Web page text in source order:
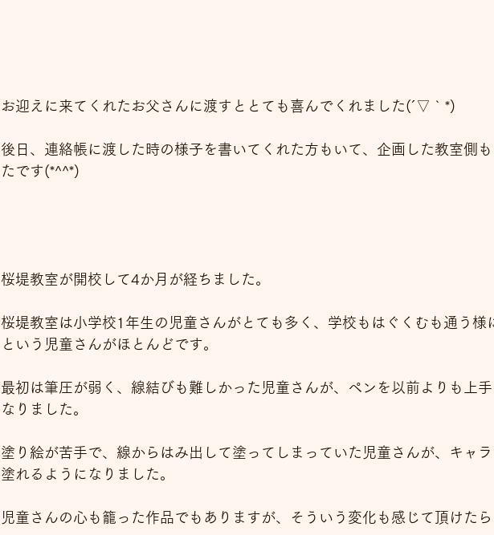
お迎えに来てくれたお父さんに渡すととても喜んでくれました(´▽｀*)
後日、連絡帳に渡した時の様子を書いてくれた方もいて、企画した教室側
たです(*^^*)
桜堤教室が開校して4か月が経ちました。
桜堤教室は小学校1年生の児童さんがとても多く、学校もはぐくむも通う様
という児童さんがほとんどです。
最初は筆圧が弱く、線結びも難しかった児童さんが、ペンを以前よりも上
なりました。
塗り絵が苦手で、線からはみ出して塗ってしまっていた児童さんが、キャ
塗れるようになりました。
児童さんの心も籠った作品でもありますが、そういう変化も感じて頂けた